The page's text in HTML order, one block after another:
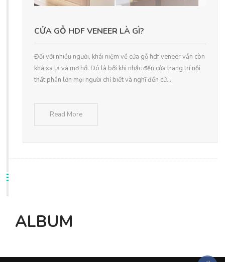
CỬA GỖ HDF VENEER LÀ GÌ?
Đối với nhiều người, khái niệm về cửa gỗ hdf veneer vẫn còn
khá xa lạ và mơ hồ. Đó là bởi khi nhắc đến cửa trang trí nội
thất phần lớn mọi người chỉ biết và nghĩ đến cử...
Read More
ALBUM